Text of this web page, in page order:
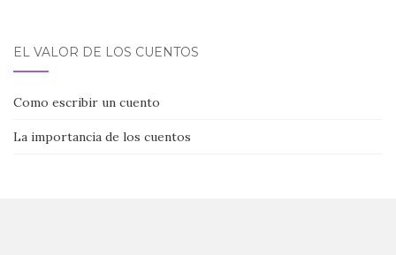
EL VALOR DE LOS CUENTOS
Como escribir un cuento
La importancia de los cuentos